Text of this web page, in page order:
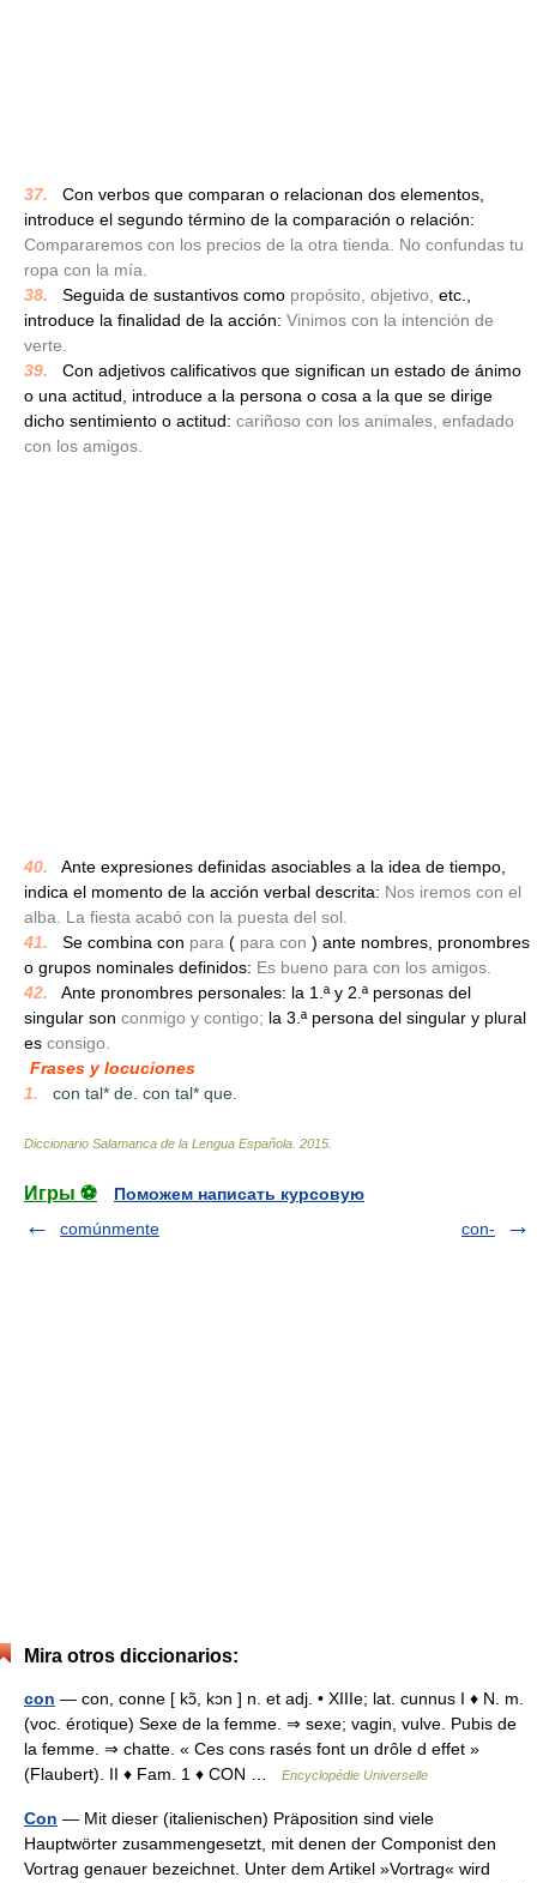
37.
Con verbos que comparan o relacionan dos elementos,
introduce el segundo término de la comparación o relación:
Compararemos con los precios de la otra tienda. No confundas tu
ropa con la mía.
38.
Seguida de sustantivos como propósito, objetivo, etc.,
introduce la finalidad de la acción: Vinimos con la intención de
verte.
39.
Con adjetivos calificativos que significan un estado de ánimo
o una actitud, introduce a la persona o cosa a la que se dirige
dicho sentimiento o actitud: cariñoso con los animales, enfadado
con los amigos.
40.
Ante expresiones definidas asociables a la idea de tiempo,
indica el momento de la acción verbal descrita: Nos iremos con el
alba. La fiesta acabó con la puesta del sol.
41.
Se combina con para ( para con ) ante nombres, pronombres
o grupos nominales definidos: Es bueno para con los amigos.
42.
Ante pronombres personales: la 1.ª y 2.ª personas del
singular son conmigo y contigo; la 3.ª persona del singular y plural
es consigo.
Frases y locuciones
1.
con tal* de. con tal* que.
Diccionario Salamanca de la Lengua Española 2015
Игры ⚽
Поможем написать курсовую
comúnmente
con-
Mira otros diccionarios:
con — con, conne [ kɔ̃, kɔn ] n. et adj. • XIIIe; lat. cunnus I ♦ N. m.
(voc. érotique) Sexe de la femme. ⇒ sexe; vagin, vulve. Pubis de
la femme. ⇒ chatte. « Ces cons rasés font un drôle d effet »
(Flaubert). II ♦ Fam. 1 ♦ CON …
Encyclopédie Universelle
Con — Mit dieser (italienischen) Präposition sind viele
Hauptwörter zusammengesetzt, mit denen der Componist den
Vortrag genauer bezeichnet. Unter dem Artikel »Vortrag« wird